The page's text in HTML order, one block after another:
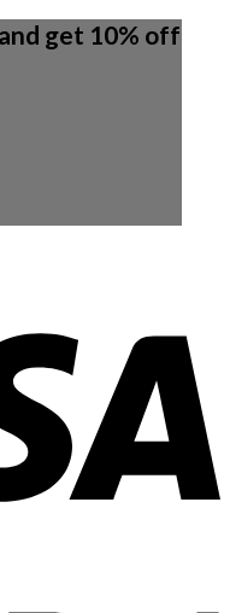
get 10% off